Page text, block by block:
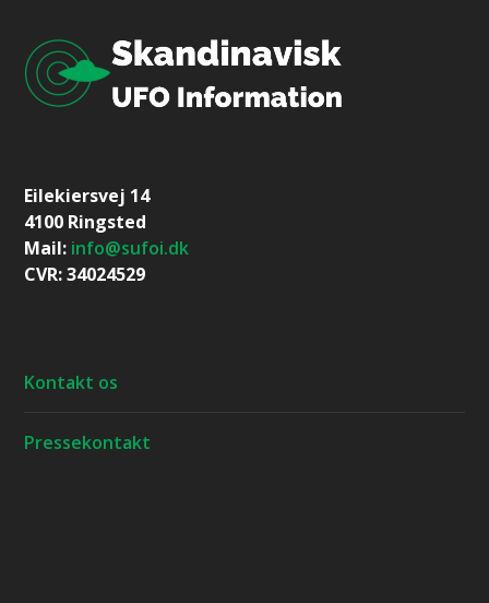
Eilekiersvej 14
4100 Ringsted
Mail: info@sufoi.dk
CVR: 34024529
Kontakt os
Pressekontakt